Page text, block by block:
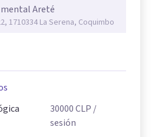
Areté
1710334 La Serena, Coquimbo
30000CLP /
sesión